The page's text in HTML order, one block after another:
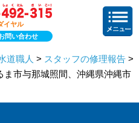
イヤル
問い合わせ
道職人 > スタッフの修理報告 >
市与那城照間、沖縄県沖縄市